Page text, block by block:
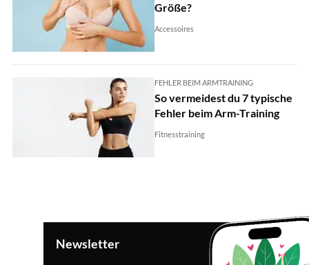
Größe?
Accessoires
FEHLER BEIM ARMTRAINING
So vermeidest du 7 typische
Fehler beim Arm-Training
Fitnesstraining
Newsletter